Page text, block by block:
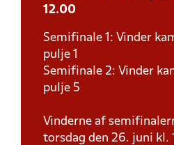
12.00
Semifinale 1: Vinder
pulje 1
Semifinale 2: Vinder
pulje 5
Vinderne af
torsdag den 26. juni kl.